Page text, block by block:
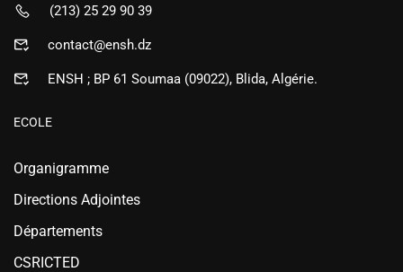
(213) 25 29 90 39
contact@ensh.dz
ENSH ; BP 61 Soumaa (09022), Blida, Algérie.
ECOLE
Organigramme
Directions Adjointes
Départements
CSRICTED